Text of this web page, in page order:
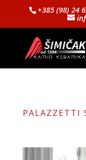
+385 (98) 24
PALAZZETTI